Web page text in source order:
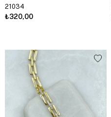
21034
₺320,00